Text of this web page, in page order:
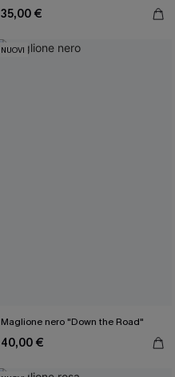
35,00 €
NUOVI
Maglione nero "Down the Road"
40,00 €